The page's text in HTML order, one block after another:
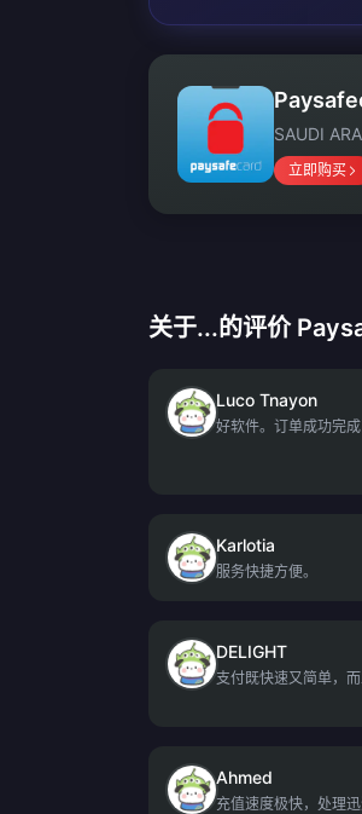
SAUDI
立即购买
关于...的评价
Luco Tnayon
好软件。订单成功完成
Karlotia
服务快捷方便。
DELIGHT
支付既快速又简单，
Ahmed
充值速度极快，处理迅